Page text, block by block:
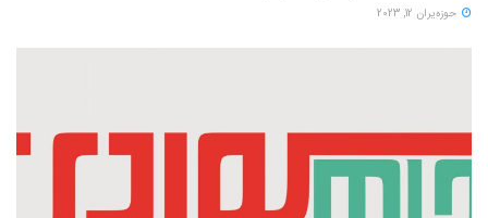
حوزه‌یران 12, 2023